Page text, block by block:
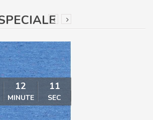
12
MINUTE
11
SEC